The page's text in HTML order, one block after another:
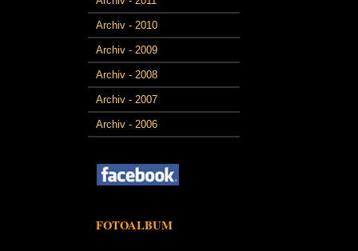
Archiv - 2010
Archiv - 2009
Archiv - 2008
Archiv - 2007
Archiv - 2006
FOTOALBUM